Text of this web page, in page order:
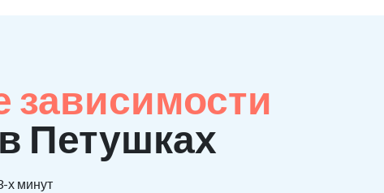
зависимости
Петушках
х минут